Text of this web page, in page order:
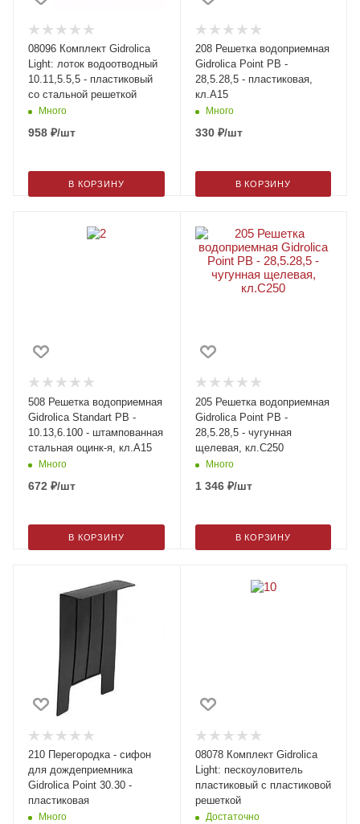
08096 Комплект Gidrolica
Light: лоток водоотводный
10.11,5.5,5 - пластиковый
со стальной решеткой
Много
958 ₽/шт
В КОРЗИНУ
208 Решетка водоприемная
Gidrolica Point РВ -
28,5.28,5 - пластиковая,
кл.А15
Много
330₽/шт
В КОРЗИНУ
508 Решетка водоприемная
Gidrolica Standart РВ -
10.13,6.100 - штампованная
стальная оцинк-я, кл.А15
Много
672 ₽/шт
В КОРЗИНУ
205 Решетка водоприемная
Gidrolica Point РВ -
28,5.28,5 - чугунная
щелевая, кл.С250
Много
1 346₽/шт
В КОРЗИНУ
210 Перегородка - сифон
для дождеприемника
Gidrolica Point 30.30 -
пластиковая
Много
08078 Комплект Gidrolica
Light: пескоуловитель
пластиковый с пластиковой
решеткой
Достаточно